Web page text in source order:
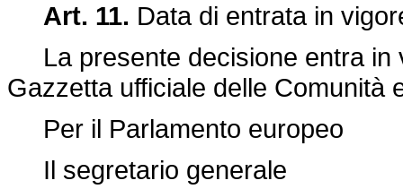
Art. 11. Data di entrata in
La presente decisione entra in
Gazzetta ufficiale delle Comunità
Per il Parlamento europeo
Il segretario generale